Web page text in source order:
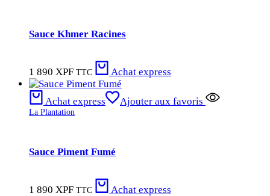
Sauce Khmer Racines
1 890 XPF TTC Achat express
Achat express Ajouter aux favoris
La Plantation
Sauce Piment Fumé
1 890 XPF TTC Achat express